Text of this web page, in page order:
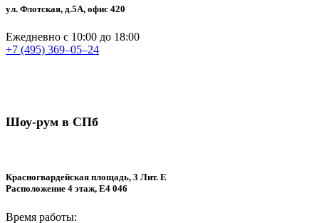
ул. Флотская, д.5А, офис 420
Ежедневно с 10:00 до 18:00
+7 (495) 369–05–24
Шоу-рум в СПб
Красногвардейская площадь, 3 Лит. Е
Расположение 4 этаж, E4 046
Время работы: